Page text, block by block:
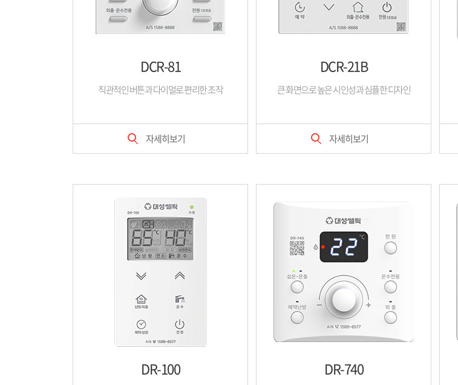
DCR-81
직관적인 버튼과 다이얼로 편리한 조작
자세히보기
DCR-21B
큰 화면으로 높은 시인성과 심플한 디자인
자세히보기
DR-100 DR-740